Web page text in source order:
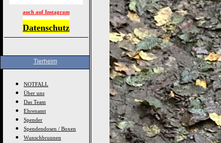
auch auf Instagram
Datenschutz
Tierheim
NOTFALL
Über uns
Das Team
Ehrenamt
Spender
Spendendosen / Boxen
Wunschbrunnen